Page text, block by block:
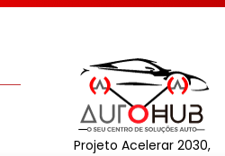
Projeto Acelerar 2030,